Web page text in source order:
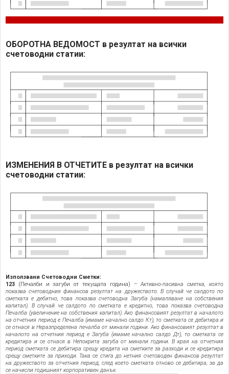
ОБОРОТНА ВЕДОМОСТ в резултат на всички
счетоводни статии:
ИЗМЕНЕНИЯ В ОТЧЕТИТЕ в резултат на всички
счетоводни статии:
Използвани Счетоводни Сметки:
123 (Печалби и загуби от текущата година) –Активно-пасивна сметка, която
показва счетоводния финансов резултат на дружеството. В случай че салдото по
сметката е дебитно, това показва счетоводна Загуба (намаляване на собствения
капитал). В случай че салдото по сметката е кредитно, това показва счетоводна
Печалба (увеличение на собствения капитал). Ако финансовият резултат в началото
на отчетния период е Печалба (имаме начално салдо Кт), то сметката се дебитира и
се отнася в Неразпределена печалба от минали години. Ако финансовият резултат в
началото на отчетния период е Загуба (имаме начално салдо Дт), то сметката се
кредитира и се отнася в Непокрита загуба от минали години. В края на отчетния
период сметката се дебитира срещу кредита на сметките за разходи и се кредитира
срещу сметките за приходи. Така се стига до нетния счетоводен финансов резултат
на дружеството за отчетния период, след което сметката отново се дебитира, за да
се начисли годишният корпоративен данък.